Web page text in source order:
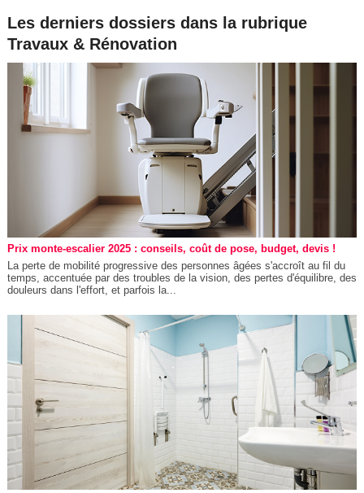
Les derniers dossiers dans la rubrique
Travaux & Rénovation
Prix monte-escalier 2025 : conseils, coût de pose, budget, devis !
La perte de mobilité progressive des personnes âgées s'accroît au fil du
temps, accentuée par des troubles de la vision, des pertes d'équilibre, des
douleurs dans l'effort, et parfois la...